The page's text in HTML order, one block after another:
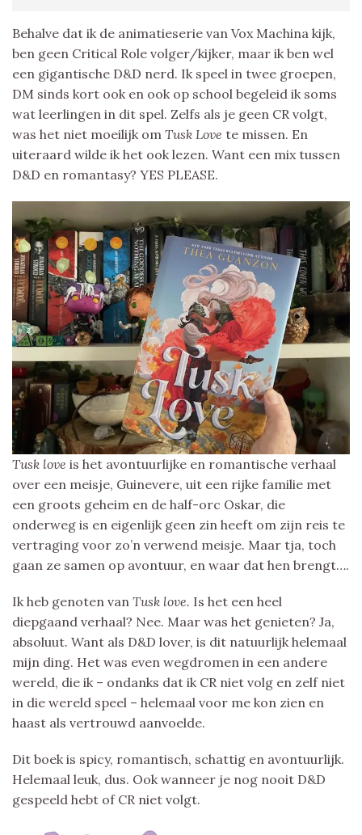
Behalve dat ik de animatieserie van Vox Machina kijk,
ben geen Critical Role volger/kijker, maar ik ben wel
een gigantische D&D nerd. Ik speel in twee groepen,
DM sinds kort ook en ook op school begeleid ik soms
wat leerlingen in dit spel. Zelfs als je geen CR volgt,
was het niet moeilijk om Tusk Love te missen. En
uiteraard wilde ik het ook lezen. Want een mix tussen
D&D en romantasy? YES PLEASE.
Tusk love is het avontuurlijke en romantische verhaal
over een meisje, Guinevere, uit een rijke familie met
een groots geheim en de half-orc Oskar, die
onderweg is en eigenlijk geen zin heeft om zijn reis te
vertraging voor zo’n verwend meisje. Maar tja, toch
gaan ze samen op avontuur, en waar dat hen brengt….
Ik heb genoten van Tusk love. Is het een heel
diepgaand verhaal? Nee. Maar was het genieten? Ja,
absoluut. Want als D&D lover, is dit natuurlijk helemaal
mijn ding. Het was even wegdromen in een andere
wereld, die ik – ondanks dat ik CR niet volg en zelf niet
in die wereld speel – helemaal voor me kon zien en
haast als vertrouwd aanvoelde.
Dit boek is spicy, romantisch, schattig en avontuurlijk.
Helemaal leuk, dus. Ook wanneer je nog nooit D&D
gespeeld hebt of CR niet volgt.